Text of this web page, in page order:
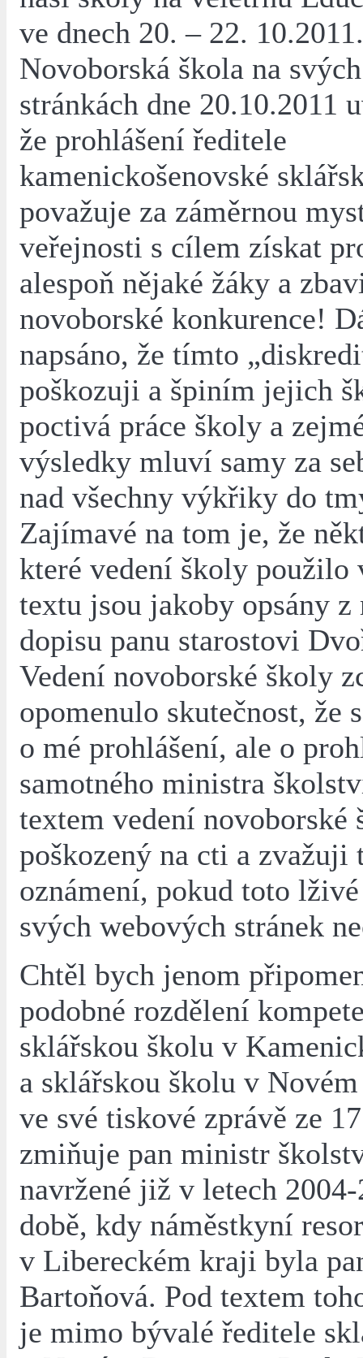
ve dnech 20. – 22. 10.2011.
Novoborská škola na
stránkách dne 20.10.2011
že prohlášení ředitele
kamenickošenovské
považuje za záměrnou
veřejnosti s cílem získat
alespoň nějaké žáky a
novoborské konkurence!
napsáno, že tímto
poškozuji a špiním jejich
poctivá práce školy a
výsledky mluví samy za
nad všechny výkřiky do
Zajímavé na tom je, že
které vedení školy použilo
textu jsou jakoby opsány z
dopisu panu starostovi
Vedení novoborské školy
opomenulo skutečnost, že
o mé prohlášení, ale o
samotného ministra
textem vedení novoborské
poškozený na cti a zvažuji
oznámení, pokud toto
svých webových stránek
Chtěl bych jenom
podobné rozdělení
sklářskou školu v
a sklářskou školu v
ve své tiskové zprávě ze
zmiňuje pan ministr
navržené již v letech
době, kdy náměstkyní
v Libereckém kraji byla
Bartoňová. Pod textem
je mimo bývalé ředitele